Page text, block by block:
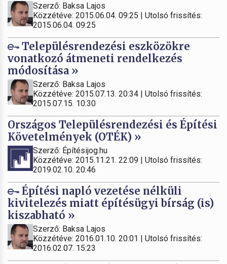
Szerző: Baksa Lajos
Közzétéve: 2015.06.04. 09:25 | Utolsó frissítés:
2015.06.04. 09:25
Településrendezési eszközökre
vonatkozó átmeneti rendelkezés
módosítása »
Szerző: Baksa Lajos
Közzétéve: 2015.07.13. 20:34 | Utolsó frissítés:
2015.07.15. 10:30
Országos Településrendezési és Építési
Követelmények (OTÉK) »
Szerző: Építésijog.hu
Közzétéve: 2015.11.21. 22:09 | Utolsó frissítés:
2019.02.10. 20:46
Építési napló vezetése nélküli
kivitelezés miatt építésügyi bírság (is)
kiszabható »
Szerző: Baksa Lajos
Közzétéve: 2016.01.10. 20:01 | Utolsó frissítés:
2016.02.07. 15:23